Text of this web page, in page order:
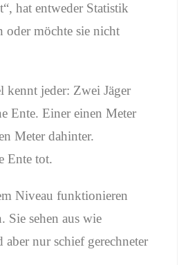
hat entweder Statistik
oder möchte sie nicht
kennt jeder: Zwei Jäger
Ente. Einer einen Meter
Meter dahinter.
Ente tot.
Niveau funktionieren
Sie sehen aus wie
nur schief gerechneter